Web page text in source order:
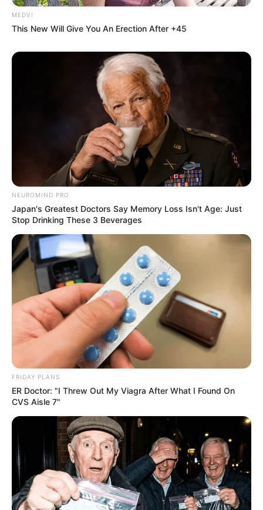
Why everything you thought you knew about water
Top 9 Most Controversial 'Late Show' Moments
Films To Make You Question Everything You Know
About Cinema
BRAINBERRIES
You'll Be Amazed By The Blue Lagoon Stars Today
BRAINBERRIES
MEDVI
This New Will Give You An Erection After +45
NEUROMIND PRO
Japan's Greatest Doctors Say Memory Loss Isn't Age: Just
Stop Drinking These 3 Beverages
FRIDAY PLANS
ER Doctor: "I Threw Out My Viagra After What I Found On
CVS Aisle 7"